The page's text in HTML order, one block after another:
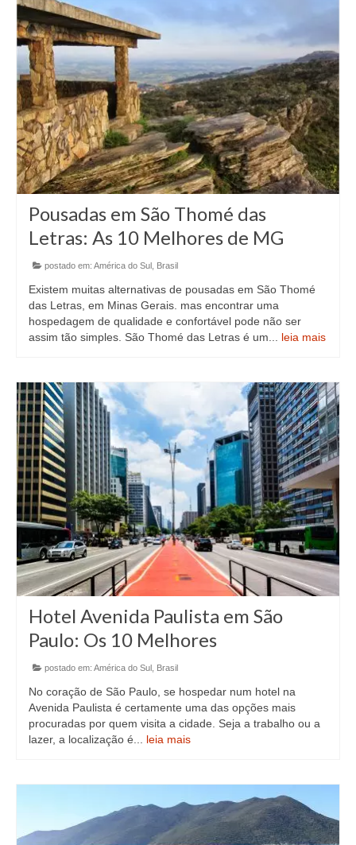
Pousadas em São Thomé das
Letras: As 10 Melhores de MG
postado em: América do Sul Brasil
Existem muitas alternativas de pousadas em São Thomé
das Letras, em Minas Gerais. mas encontrar uma
hospedagem de qualidade e confortável pode não ser
assim tão simples. São Thomé das Letras é um... leia mais
Hotel Avenida Paulista em São
Paulo: Os 10 Melhores
postado em: América do Sul Brasil
No coração de São Paulo, se hospedar num hotel na
Avenida Paulista é certamente uma das opções mais
procuradas por quem visita a cidade. Seja a trabalho ou a
lazer, a localização é... leia mais